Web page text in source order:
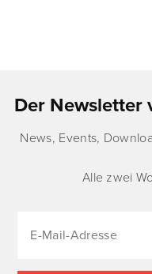
Der Newsletter
News, Events,
Alle zwei